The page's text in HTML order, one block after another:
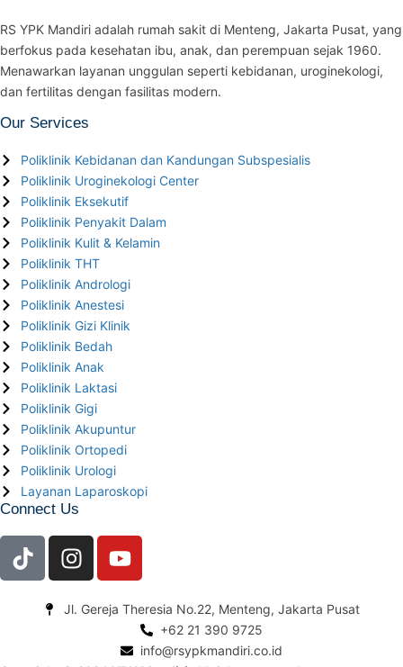
RS YPK Mandiri adalah rumah sakit di Menteng, Jakarta Pusat, yang
berfokus pada kesehatan ibu, anak, dan perempuan sejak 1960.
Menawarkan layanan unggulan seperti kebidanan, uroginekologi,
dan fertilitas dengan fasilitas modern.
Our Services
Poliklinik Kebidanan dan Kandungan Subspesialis
Poliklinik Uroginekologi Center
Poliklinik Eksekutif
Poliklinik Penyakit Dalam
Poliklinik Kulit & Kelamin
Poliklinik THT
Poliklinik Andrologi
Poliklinik Anestesi
Poliklinik Gizi Klinik
Poliklinik Bedah
Poliklinik Anak
Poliklinik Laktasi
Poliklinik Gigi
Poliklinik Akupuntur
Poliklinik Ortopedi
Poliklinik Urologi
Layanan Laparoskopi
Connect Us
Jl. Gereja Theresia No.22, Menteng, Jakarta Pusat
+62 21 390 9725
info@rsypkmandiri.co.id